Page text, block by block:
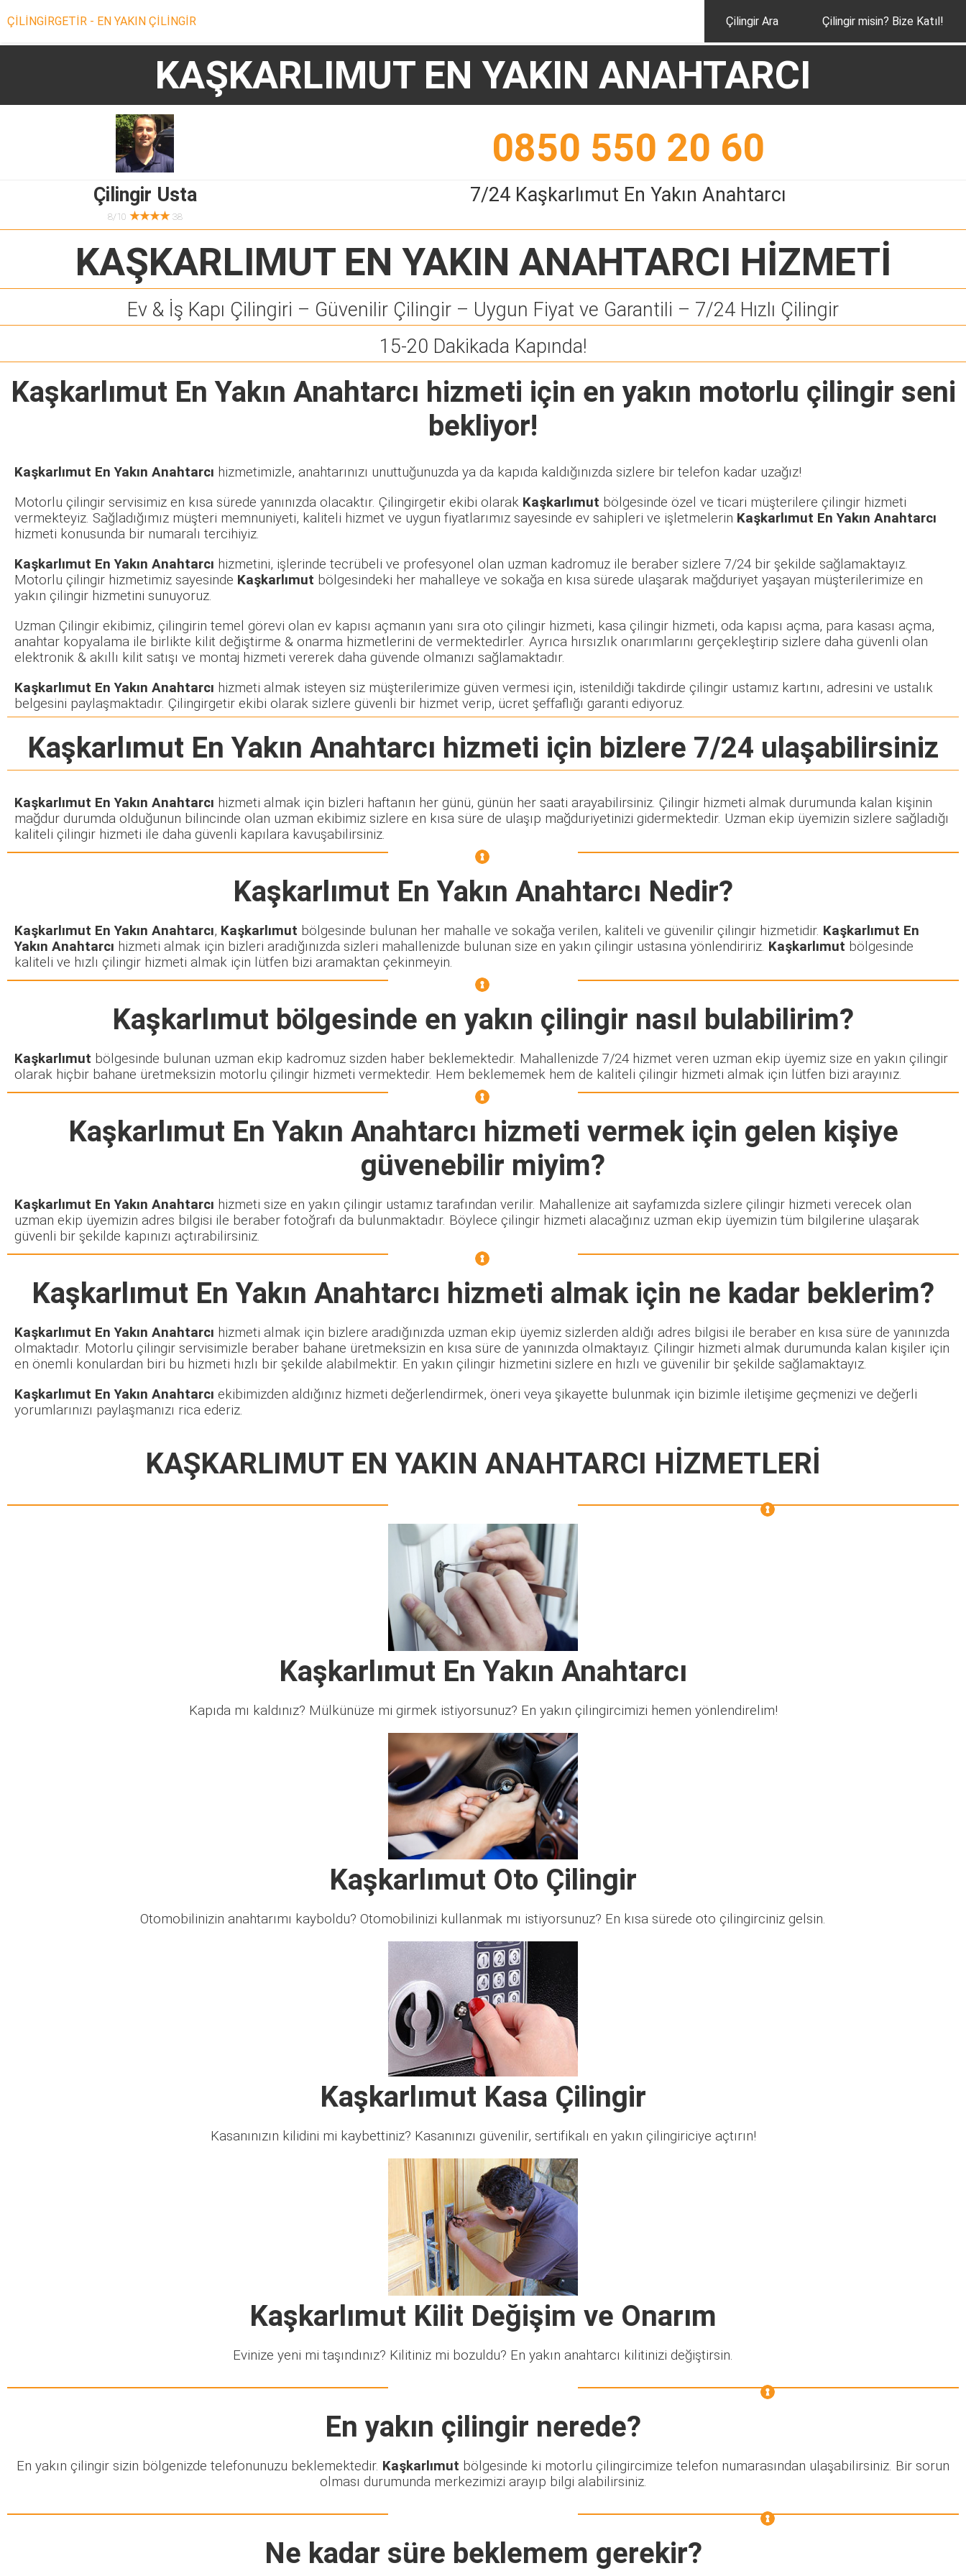
ÇİLİNGİRGETİR - EN YAKIN ÇİLİNGİR Çilingir Ara Çilingir misin? Bize Katıl!
KAŞKARLIMUT EN YAKIN ANAHTARCI
0850 550 20 60
Çilingir Usta
8/10 ★★★★ 38
7/24 Kaşkarlımut En Yakın Anahtarcı
KAŞKARLIMUT EN YAKIN ANAHTARCI HİZMETİ
Ev & İş Kapı Çilingiri – Güvenilir Çilingir – Uygun Fiyat ve Garantili – 7/24 Hızlı Çilingir
15-20 Dakikada Kapında!
Kaşkarlımut En Yakın Anahtarcı hizmeti için en yakın motorlu çilingir seni
bekliyor!
Kaşkarlımut En Yakın Anahtarcı hizmetimizle, anahtarınızı unuttuğunuzda ya da kapıda kaldığınızda sizlere bir telefon kadar uzağız!
Motorlu çilingir servisimiz en kısa sürede yanınızda olacaktır. Çilingirgetir ekibi olarak Kaşkarlımut bölgesinde özel ve ticari müşterilere çilingir hizmeti
vermekteyiz. Sağladığımız müşteri memnuniyeti, kaliteli hizmet ve uygun fiyatlarımız sayesinde ev sahipleri ve işletmelerin Kaşkarlımut En Yakın Anahtarcı
hizmeti konusunda bir numaralı tercihiyiz.
Kaşkarlımut En Yakın Anahtarcı hizmetini, işlerinde tecrübeli ve profesyonel olan uzman kadromuz ile beraber sizlere 7/24 bir şekilde sağlamaktayız.
Motorlu çilingir hizmetimiz sayesinde Kaşkarlımut bölgesindeki her mahalleye ve sokağa en kısa sürede ulaşarak mağduriyet yaşayan müşterilerimize en
yakın çilingir hizmetini sunuyoruz.
Uzman Çilingir ekibimiz, çilingirin temel görevi olan ev kapısı açmanın yanı sıra oto çilingir hizmeti, kasa çilingir hizmeti, oda kapısı açma, para kasası açma,
anahtar kopyalama ile birlikte kilit değiştirme & onarma hizmetlerini de vermektedirler. Ayrıca hırsızlık onarımlarını gerçekleştirip sizlere daha güvenli olan
elektronik & akıllı kilit satışı ve montaj hizmeti vererek daha güvende olmanızı sağlamaktadır.
Kaşkarlımut En Yakın Anahtarcı hizmeti almak isteyen siz müşterilerimize güven vermesi için, istenildiği takdirde çilingir ustamız kartını, adresini ve ustalık
belgesini paylaşmaktadır. Çilingirgetir ekibi olarak sizlere güvenli bir hizmet verip, ücret şeffaflığı garanti ediyoruz.
Kaşkarlımut En Yakın Anahtarcı hizmeti için bizlere 7/24 ulaşabilirsiniz
Kaşkarlımut En Yakın Anahtarcı hizmeti almak için bizleri haftanın her günü, günün her saati arayabilirsiniz. Çilingir hizmeti almak durumunda kalan kişinin
mağdur durumda olduğunun bilincinde olan uzman ekibimiz sizlere en kısa süre de ulaşıp mağduriyetinizi gidermektedir. Uzman ekip üyemizin sizlere sağladığı
kaliteli çilingir hizmeti ile daha güvenli kapılara kavuşabilirsiniz.
Kaşkarlımut En Yakın Anahtarcı Nedir?
Kaşkarlımut En Yakın Anahtarcı, Kaşkarlımut bölgesinde bulunan her mahalle ve sokağa verilen, kaliteli ve güvenilir çilingir hizmetidir. Kaşkarlımut En
Yakın Anahtarcı hizmeti almak için bizleri aradığınızda sizleri mahallenizde bulunan size en yakın çilingir ustasına yönlendiririz. Kaşkarlımut bölgesinde
kaliteli ve hızlı çilingir hizmeti almak için lütfen bizi aramaktan çekinmeyin.
Kaşkarlımut bölgesinde en yakın çilingir nasıl bulabilirim?
Kaşkarlımut bölgesinde bulunan uzman ekip kadromuz sizden haber beklemektedir. Mahallenizde 7/24 hizmet veren uzman ekip üyemiz size en yakın çilingir
olarak hiçbir bahane üretmeksizin motorlu çilingir hizmeti vermektedir. Hem beklememek hem de kaliteli çilingir hizmeti almak için lütfen bizi arayınız.
Kaşkarlımut En Yakın Anahtarcı hizmeti vermek için gelen kişiye
güvenebilir miyim?
Kaşkarlımut En Yakın Anahtarcı hizmeti size en yakın çilingir ustamız tarafından verilir. Mahallenize ait sayfamızda sizlere çilingir hizmeti verecek olan
uzman ekip üyemizin adres bilgisi ile beraber fotoğrafı da bulunmaktadır. Böylece çilingir hizmeti alacağınız uzman ekip üyemizin tüm bilgilerine ulaşarak
güvenli bir şekilde kapınızı açtırabilirsiniz.
Kaşkarlımut En Yakın Anahtarcı hizmeti almak için ne kadar beklerim?
Kaşkarlımut En Yakın Anahtarcı hizmeti almak için bizlere aradığınızda uzman ekip üyemiz sizlerden aldığı adres bilgisi ile beraber en kısa süre de yanınızda
olmaktadır. Motorlu çilingir servisimizle beraber bahane üretmeksizin en kısa süre de yanınızda olmaktayız. Çilingir hizmeti almak durumunda kalan kişiler için
en önemli konulardan biri bu hizmeti hızlı bir şekilde alabilmektir. En yakın çilingir hizmetini sizlere en hızlı ve güvenilir bir şekilde sağlamaktayız.
Kaşkarlımut En Yakın Anahtarcı ekibimizden aldığınız hizmeti değerlendirmek, öneri veya şikayette bulunmak için bizimle iletişime geçmenizi ve değerli
yorumlarınızı paylaşmanızı rica ederiz.
KAŞKARLIMUT EN YAKIN ANAHTARCI HİZMETLERİ
Kaşkarlımut En Yakın Anahtarcı
Kapıda mı kaldınız? Mülkünüze mi girmek istiyorsunuz? En yakın çilingircimizi hemen yönlendirelim!
Kaşkarlımut Oto Çilingir
Otomobilinizin anahtarımı kayboldu? Otomobilinizi kullanmak mı istiyorsunuz? En kısa sürede oto çilingirciniz gelsin.
Kaşkarlımut Kasa Çilingir
Kasanınızın kilidini mi kaybettiniz? Kasanınızı güvenilir, sertifikalı en yakın çilingiriciye açtırın!
Kaşkarlımut Kilit Değişim ve Onarım
Evinize yeni mi taşındınız? Kilitiniz mi bozuldu? En yakın anahtarcı kilitinizi değiştirsin.
En yakın çilingir nerede?
En yakın çilingir sizin bölgenizde telefonunuzu beklemektedir. Kaşkarlımut bölgesinde ki motorlu çilingircimize telefon numarasından ulaşabilirsiniz. Bir sorun
olması durumunda merkezimizi arayıp bilgi alabilirsiniz.
Ne kadar süre beklemem gerekir?